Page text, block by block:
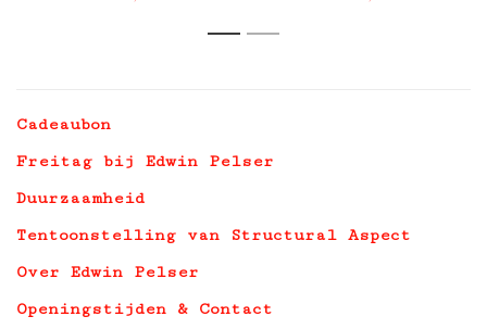
1 2
Cadeaubon
Freitag bij Edwin Pelser
Duurzaamheid
Tentoonstelling van Structural Aspect
Over Edwin Pelser
Openingstijden & Contact